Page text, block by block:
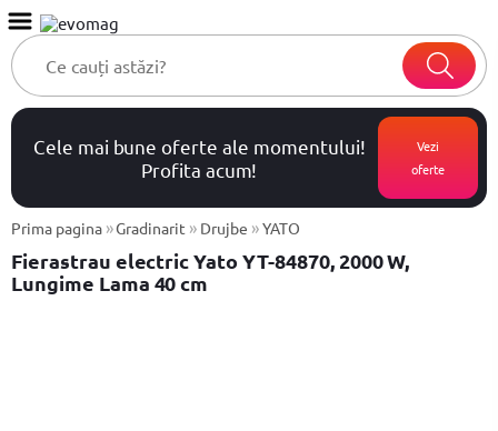
Cele mai bune oferte ale momentului!
Profita acum!
Vezi
oferte
Prima pagina »Gradinarit » Drujbe »YATO
Fierastrau electric Yato YT-84870, 2000 W,
Lungime Lama 40 cm